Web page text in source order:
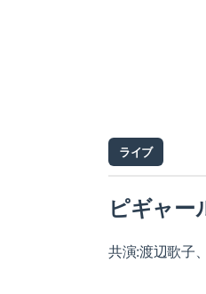
ライブ
ピギャー
共演:渡辺歌子